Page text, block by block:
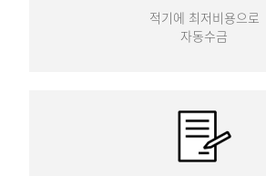
적기에 최저비용으로
자동수금